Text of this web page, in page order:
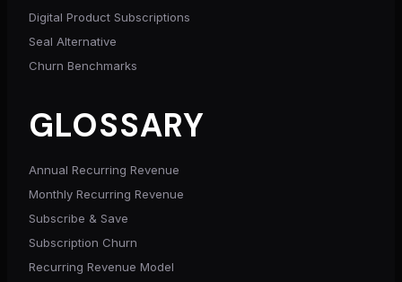
Digital Product Subscriptions
Seal Alternative
Churn Benchmarks
GLOSSARY
Annual Recurring Revenue
Monthly Recurring Revenue
Subscribe & Save
Subscription Churn
Recurring Revenue Model